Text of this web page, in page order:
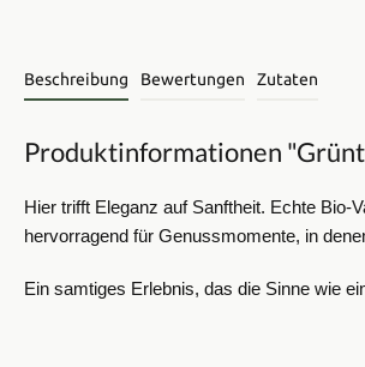
Beschreibung Bewertungen Zutaten
Produktinformationen
Hier trifft Eleganz auf Sanftheit. Echte Bio-
hervorragend für Genussmomente, in
Ein samtiges Erlebnis, das die Sinne wie